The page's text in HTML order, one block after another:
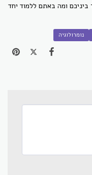
ומה באתם ללמוד יחד
נומרולוגיה